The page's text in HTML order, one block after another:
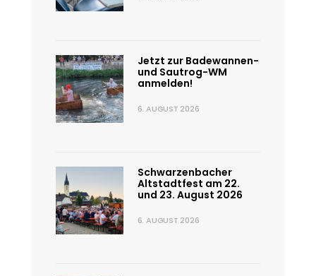
Jetzt zur Badewannen-
und Sautrog-WM
anmelden!
6. AUGUST 2026
Schwarzenbacher
Altstadtfest am 22.
und 23. August 2026
6. AUGUST 2026